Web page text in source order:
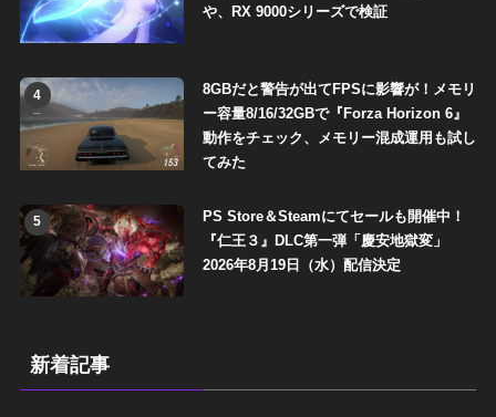
や、RX 9000シリーズで検証
4
8GBだと警告が出てFPSに影響が！メモリ
ー容量8/16/32GBで『Forza Horizon 6』
動作をチェック、メモリー混成運用も試し
てみた
5
PS Store＆Steamにてセールも開催中！
『仁王３』DLC第一弾「慶安地獄変」
2026年8月19日（水）配信決定
新着記事